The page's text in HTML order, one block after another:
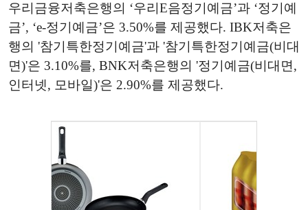
우리금융저축은행의 ‘우리E음정기예금’과 ‘정기예
금’, ‘e-정기예금’은 3.50%를 제공했다. IBK저축은
행의 '참기특한정기예금'과 '참기특한정기예금(비대
면)'은 3.10%를, BNK저축은행의 '정기예금(비대면,
인터넷, 모바일)'은 2.90%를 제공했다.